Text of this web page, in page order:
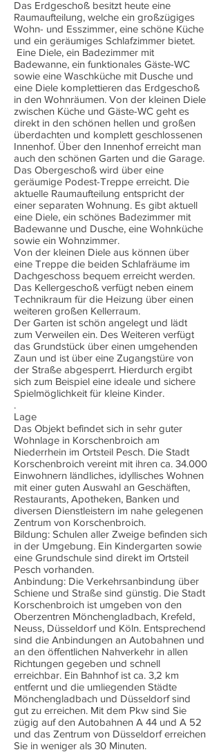
Das Erdgeschoß besitzt heute eine
Raumaufteilung, welche ein großzügiges
Wohn- und Esszimmer, eine schöne Küche
und ein geräumiges Schlafzimmer bietet.
Eine Diele, ein Badezimmer mit
Badewanne, ein funktionales Gäste-WC
sowie eine Waschküche mit Dusche und
eine Diele komplettieren das Erdgeschoß
in den Wohnräumen. Von der kleinen Diele
zwischen Küche und Gäste-WC geht es
direkt in den schönen hellen und großen
überdachten und komplett geschlossenen
Innenhof. Über den Innenhof erreicht man
auch den schönen Garten und die Garage.
Das Obergeschoß wird über eine
geräumige Podest-Treppe erreicht. Die
aktuelle Raumaufteilung entspricht der
einer separaten Wohnung. Es gibt aktuell
eine Diele, ein schönes Badezimmer mit
Badewanne und Dusche, eine Wohnküche
sowie ein Wohnzimmer.
Von der kleinen Diele aus können über
eine Treppe die beiden Schlafräume im
Dachgeschoss bequem erreicht werden.
Das Kellergeschoß verfügt neben einem
Technikraum für die Heizung über einen
weiteren großen Kellerraum.
Der Garten ist schön angelegt und lädt
zum Verweilen ein. Des Weiteren verfügt
das Grundstück über einen umgehenden
Zaun und ist über eine Zugangstüre von
der Straße abgesperrt. Hierdurch ergibt
sich zum Beispiel eine ideale und sichere
Spielmöglichkeit für kleine Kinder.
.
Lage
Das Objekt befindet sich in sehr guter
Wohnlage in Korschenbroich am
Niederrhein im Ortsteil Pesch. Die Stadt
Korschenbroich vereint mit ihren ca. 34.000
Einwohnern ländliches, idyllisches Wohnen
mit einer guten Auswahl an Geschäften,
Restaurants, Apotheken, Banken und
diversen Dienstleistern im nahe gelegenen
Zentrum von Korschenbroich.
Bildung: Schulen aller Zweige befinden sich
in der Umgebung. Ein Kindergarten sowie
eine Grundschule sind direkt im Ortsteil
Pesch vorhanden.
Anbindung: Die Verkehrsanbindung über
Schiene und Straße sind günstig. Die Stadt
Korschenbroich ist umgeben von den
Oberzentren Mönchengladbach, Krefeld,
Neuss, Düsseldorf und Köln. Entsprechend
sind die Anbindungen an Autobahnen und
an den öffentlichen Nahverkehr in allen
Richtungen gegeben und schnell
erreichbar. Ein Bahnhof ist ca. 3,2 km
entfernt und die umliegenden Städte
Mönchengladbach und Düsseldorf sind
gut zu erreichen. Mit dem Pkw sind Sie
zügig auf den Autobahnen A 44 und A 52
und das Zentrum von Düsseldorf erreichen
Sie in weniger als 30 Minuten.